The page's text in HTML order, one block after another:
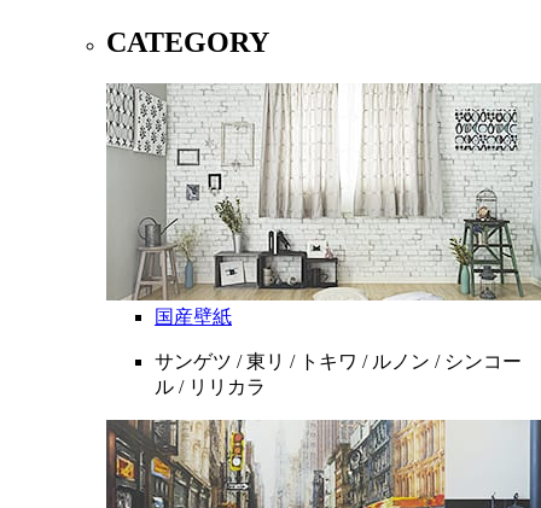
CATEGORY
国産壁紙
サンゲツ / 東リ / トキワ / ルノン / シンコー
ル / リリカラ